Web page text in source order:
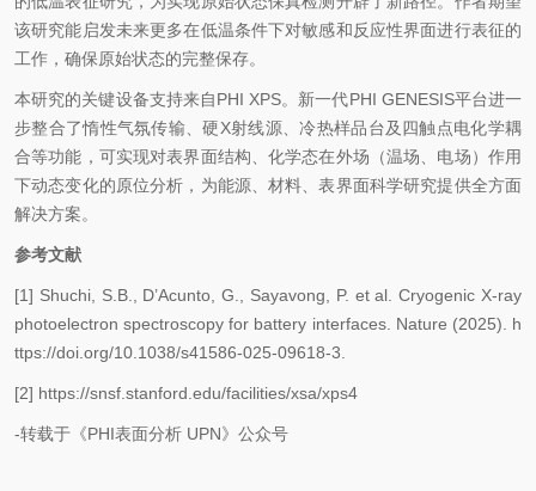
该研究能启发未来更多在低温条件下对敏感和反应性界面进行表征的
工作，确保原始状态的完整保存。
本研究的关键设备支持来自PHI XPS。新一代PHI GENESIS平台进一
步整合了惰性气氛传输、硬X射线源、冷热样品台及四触点电化学耦
合等功能，可实现对表界面结构、化学态在外场（温场、电场）作用
下动态变化的原位分析，为能源、材料、表界面科学研究提供全方面
解决方案。
参考文献
[1] Shuchi, S.B., D’Acunto, G., Sayavong, P. et al. Cryogenic X-ray
photoelectron spectroscopy for battery interfaces. Nature (2025). h
ttps://doi.org/10.1038/s41586-025-09618-3.
[2] https://snsf.stanford.edu/facilities/xsa/xps4
-转载于《PHI表面分析 UPN》公众号